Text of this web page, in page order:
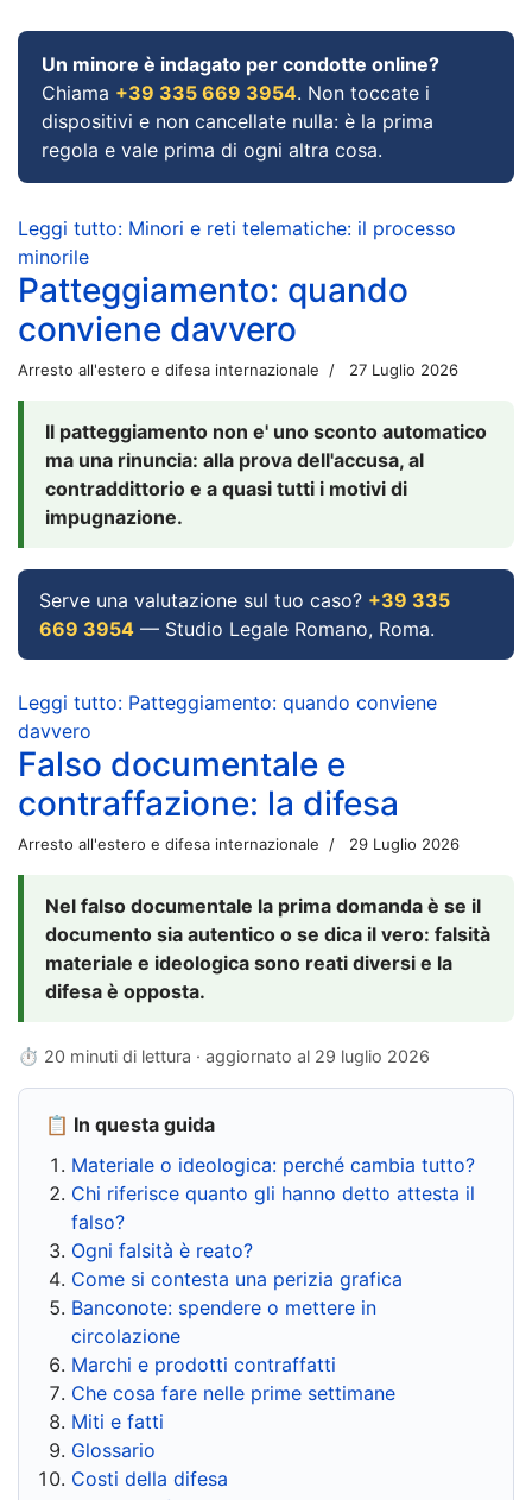
Un minore è indagato per condotte online?
Chiama +39 335 669 3954. Non toccate i
dispositivi e non cancellate nulla: è la prima
regola e vale prima di ogni altra cosa.
Leggi tutto: Minori e reti telematiche: il processo
minorile
Patteggiamento: quando
conviene davvero
Arresto all'estero e difesa internazionale 27 Luglio 2026
Il patteggiamento non e' uno sconto automatico
ma una rinuncia: alla prova dell'accusa, al
contraddittorio e a quasi tutti i motivi di
impugnazione.
Serve una valutazione sul tuo caso? +39 335
669 3954 — Studio Legale Romano, Roma.
Leggi tutto: Patteggiamento: quando conviene
davvero
Falso documentale e
contraffazione: la difesa
Arresto all'estero e difesa internazionale 29 Luglio 2026
Nel falso documentale la prima domanda è se il
documento sia autentico o se dica il vero: falsità
materiale e ideologica sono reati diversi e la
difesa è opposta.
⏱ 20 minuti di lettura · aggiornato al 29 luglio 2026
📋 In questa guida
Materiale o ideologica: perché cambia tutto?
Chi riferisce quanto gli hanno detto attesta il
falso?
Ogni falsità è reato?
Come si contesta una perizia grafica
Banconote: spendere o mettere in
circolazione
Marchi e prodotti contraffatti
Che cosa fare nelle prime settimane
Miti e fatti
Glossario
Costi della difesa